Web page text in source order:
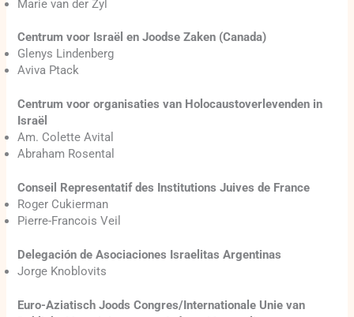
Marie van der Zyl
Centrum voor Israël en Joodse Zaken (Canada)
Glenys Lindenberg
Aviva Ptack
Centrum voor organisaties van Holocaustoverlevenden in
Israël
Am. Colette Avital
Abraham Rosental
Conseil Representatif des Institutions Juives de France
Roger Cukierman
Pierre-Francois Veil
Delegación de Asociaciones Israelitas Argentinas
Jorge Knoblovits
Euro-Aziatisch Joods Congres/Internationale Unie van